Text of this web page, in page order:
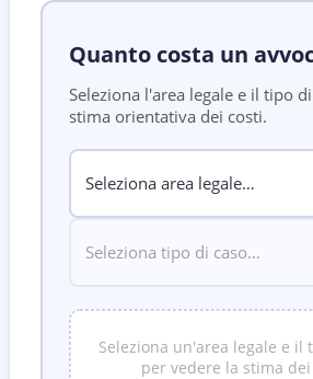
Quanto costa un
Seleziona l'area legale e il tipo
stima orientativa dei costi.
Seleziona un'area legale e il
per vedere la stima